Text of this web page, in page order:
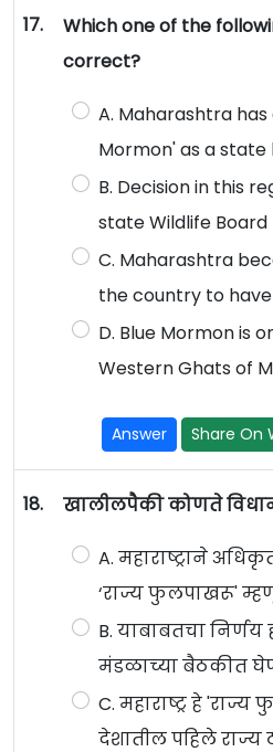
17.
Which one of the
correct?
A. Maharashtra
Mormon' as a
B. Decision in this
state Wildlife Board
C. Maharashtra
the country to
D. Blue Mormon is
Western Ghats of
Answer Share On
18. खालीलपैकी कोणते विधान
A. महाराष्ट्राने
‘राज्य फुलपाखरू'
B. याबाबतचा निर्णय
मंडळाच्या बैठकीत
C. महाराष्ट्र हे
देशातील पहिले